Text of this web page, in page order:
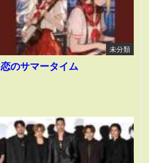
未分類
恋のサマータイム